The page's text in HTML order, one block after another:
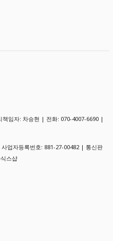
임자: 차승현 | 전화: 070-4007-6690 |
업자등록번호: 881-27-00482 | 통신판
스샵